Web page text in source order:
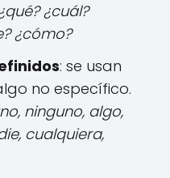
¿cuál?
¿cómo?
: se usan
no específico.
ninguno, algo,
cualquiera,